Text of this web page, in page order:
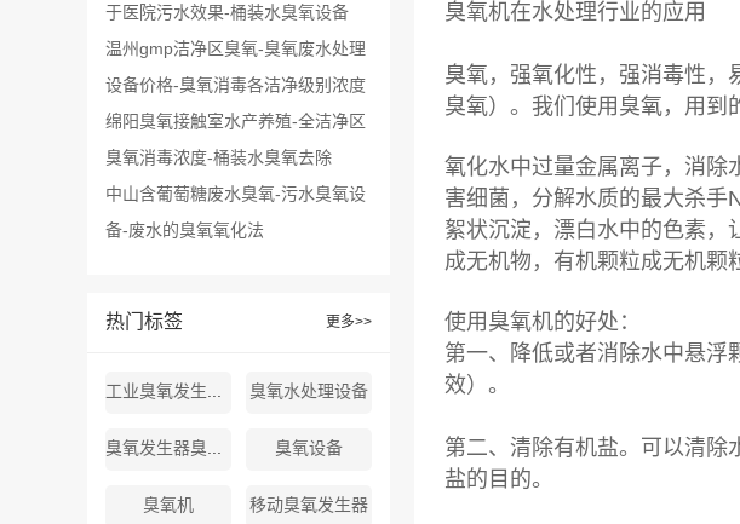
于医院污水效果-桶装水臭氧设备
温州gmp洁净区臭氧-臭氧废水处理
设备价格-臭氧消毒各洁净级别浓度
绵阳臭氧接触室水产养殖-全洁净区
臭氧消毒浓度-桶装水臭氧去除
中山含葡萄糖废水臭氧-污水臭氧设
备-废水的臭氧氧化法
热门标签 更多>>
工业臭氧发生器厂家 臭氧水处理设备
臭氧发生器臭氧厂家 臭氧设备
臭氧机 移动臭氧发生器
臭氧机在水处理行业的应用
臭氧，强氧化性，强消毒性，
臭氧）。我们使用臭氧，用到
氧化水中过量金属离子，消除
害细菌，分解水质的最大杀手
絮状沉淀，漂白水中的色素，
成无机物，有机颗粒成无机颗
使用臭氧机的好处：
第一、降低或者消除水中悬浮
效）。
第二、清除有机盐。可以清除
盐的目的。